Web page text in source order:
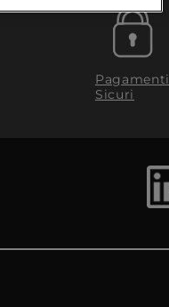
Pagamenti
Sicuri